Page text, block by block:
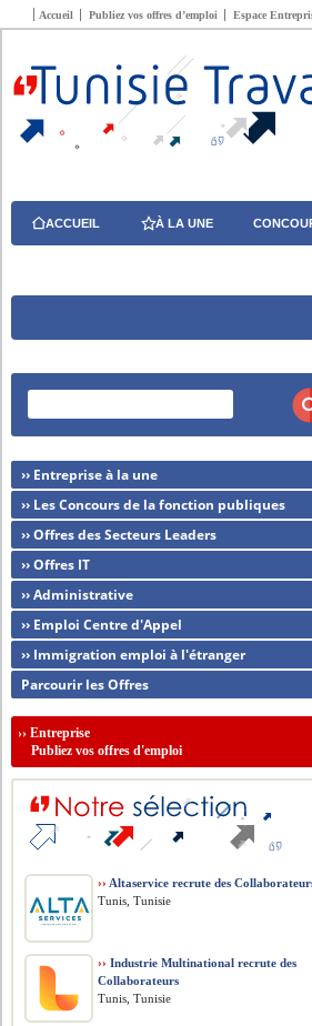
Accueil Publiez vos offres d’emploi Espace
ACCUEIL À LA UNE
›› Entreprise à la une
›› Les Concours de la fonction publiques
›› Offres des Secteurs Leaders
›› Offres IT
›› Administrative
›› Emploi Centre d'Appel
›› Immigration emploi à l'étranger
Parcourir les Offres
››Entreprise
Publiez vos offres d'emploi
›› Altaservice recrute des
Tunis, Tunisie
›› Industrie Multinational recrute des
Collaborateurs
Tunis, Tunisie